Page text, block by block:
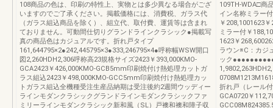
108商品の色は、印刷の特性上、実物とは多少異なる場合がござ
いますのでご了承ください。掲載価格には、消費税、ガラス代
（ガラス組込商品を除く）、組立代、取付費、運賃等は含まれ
ておりません。可動間仕切りグランドラインクラシック●掲載写
真の商品色はカジュアルです。折れ戸タイプ
161,644795×2●242,445795×3●333,246795×4●呼称幅WSW開口
図2,260HDH2,306呼称高23規格サイズ2423￥393,000KMO-
GCA2423￥426,000KMO-GCB5mm印刷焼付け熱処理カットガ
ラス組込2423￥498,000KMO-GCC5mm印刷焼付け熱処理カッ
トガラス組込全機種受注生産品納期は受注後約2週間ウッディー
ラインモダンクラシックグランドラインモダンクラシックファ
ミリーラインモダンクラシック新和風（SL）戸襖和襖和障子収
109TH-WDA□商
イン名称ミラー
￥208,1001623
ミラー付￥
1623￥
ラウン※C：カジ
ック
折れ戸（レール
GCA0720￥